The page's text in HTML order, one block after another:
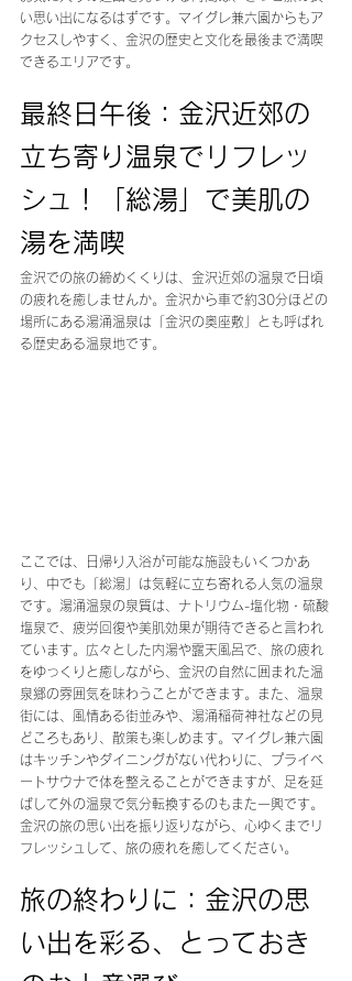
い思い出になるはずです。マイグレ兼六園からもア
クセスしやすく、金沢の歴史と文化を最後まで満喫
できるエリアです。
最終日午後：金沢近郊の
立ち寄り温泉でリフレッ
シュ！「総湯」で美肌の
湯を満喫
金沢での旅の締めくくりは、金沢近郊の温泉で日頃
の疲れを癒しませんか。金沢から車で約30分ほどの
場所にある湯涌温泉は「金沢の奥座敷」とも呼ばれ
る歴史ある温泉地です。
ここでは、日帰り入浴が可能な施設もいくつかあ
り、中でも「総湯」は気軽に立ち寄れる人気の温泉
です。湯涌温泉の泉質は、ナトリウム-塩化物・硫酸
塩泉で、疲労回復や美肌効果が期待できると言われ
ています。広々とした内湯や露天風呂で、旅の疲れ
をゆっくりと癒しながら、金沢の自然に囲まれた温
泉郷の雰囲気を味わうことができます。また、温泉
街には、風情ある街並みや、湯涌稲荷神社などの見
どころもあり、散策も楽しめます。マイグレ兼六園
はキッチンやダイニングがない代わりに、プライベ
ートサウナで体を整えることができますが、足を延
ばして外の温泉で気分転換するのもまた一興です。
金沢の旅の思い出を振り返りながら、心ゆくまでリ
フレッシュして、旅の疲れを癒してください。
旅の終わりに：金沢の思
い出を彩る、とっておき